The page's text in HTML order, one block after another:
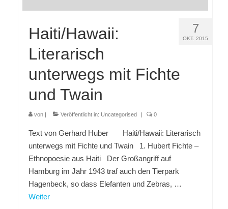
7
OKT. 2015
Haiti/Hawaii:
Literarisch
unterwegs mit Fichte
und Twain
von | Veröffentlicht in: Uncategorised | 0
Text von Gerhard Huber Haiti/Hawaii: Literarisch
unterwegs mit Fichte und Twain 1. Hubert Fichte –
Ethnopoesie aus Haiti Der Großangriff auf
Hamburg im Jahr 1943 traf auch den Tierpark
Hagenbeck, so dass Elefanten und Zebras, …
Weiter